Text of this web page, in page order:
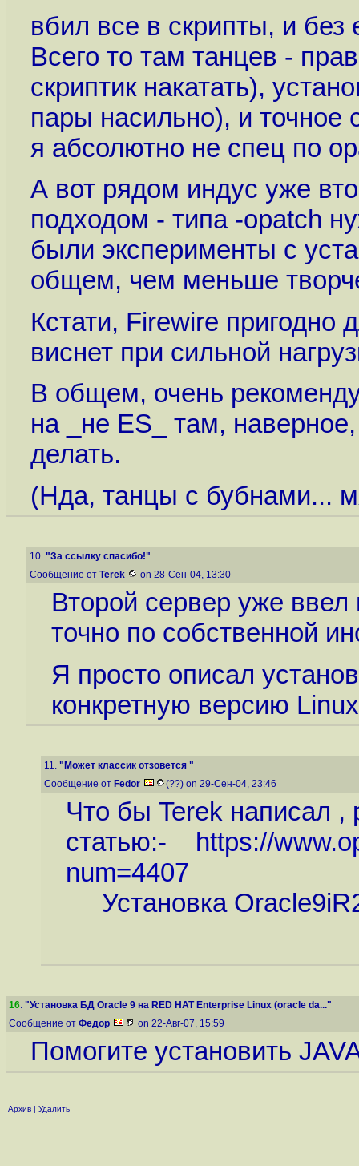
вбил все в скрипты, и
Всего то там танцев -
скриптик накатать),
пары насильно), и точное
я абсолютно не спец по
А вот рядом индус уже
подходом - типа -opatch
были эксперименты с
общем, чем меньше
Кстати, Firewire пригодно
виснет при сильной
В общем, очень
на _не ES_ там,
делать.
(Нда, танцы с бубнами...
10. "За ссылку спасибо!"
Сообщение от Terek on 28-Сен-04, 13:30
Второй сервер уже ввел
точно по собственной
Я просто описал
конкретную версию
11. "Может классик отзовется "
Сообщение от Fedor (??) on 29-Сен-04, 23:46
Что бы Terek написал ,
статью:- https://
num=4407
Установка
16. "Установка БД Oracle 9 на RED HAT Enterprise Linux (oracle da..."
Сообщение от Федор on 22-Авг-07, 15:59
Помогите установить
Архив | Удалить